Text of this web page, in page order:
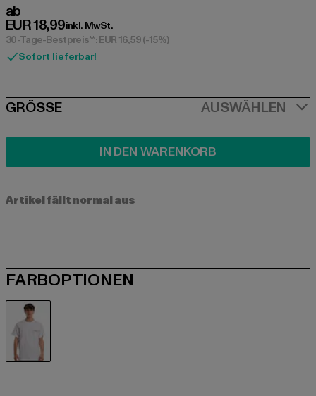
ab
EUR 18,99
Derzeitiger Preis: ab EUR 18,99
inkl. MwSt.
30-Tage-Bestpreis**: EUR 16,59(-15%)
Sofort lieferbar!
SIZE
GRÖSSE AUSWÄHLEN
IN DEN WARENKORB
Artikel fällt normal aus
FARBOPTIONEN